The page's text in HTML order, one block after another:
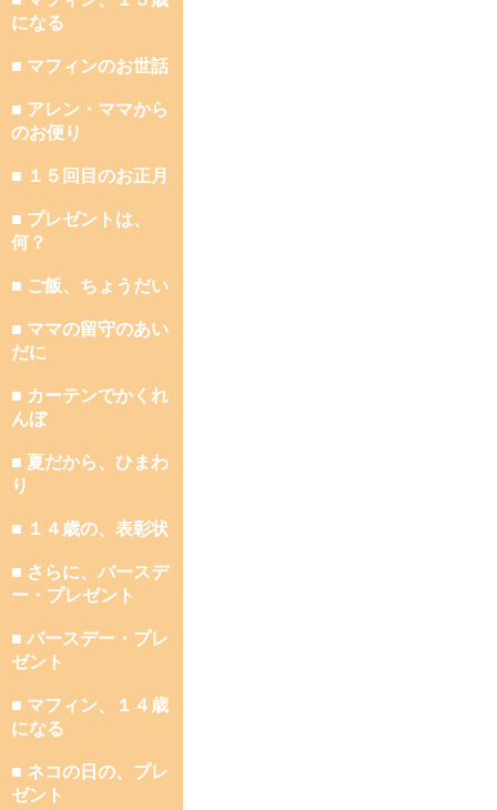
になる
■ マフィンのお世話
■ アレン・ママから
のお便り
■ １５回目のお正月
■ プレゼントは、
何？
■ ご飯、ちょうだい
■ ママの留守のあい
だに
■ カーテンでかくれ
んぼ
■ 夏だから、ひまわ
り
■ １４歳の、表彰状
■ さらに、バースデ
ー・プレゼント
■ バースデー・プレ
ゼント
■ マフィン、１４歳
になる
■ ネコの日の、プレ
ゼント